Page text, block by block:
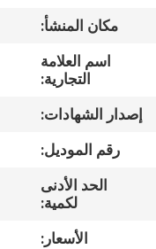
حولنا
في
المصنع
مراقبة
الجودة
مكان المنشأ:
اسم العلامة
التجارية:
إصدار الشهادات:
رقم الموديل:
الحد الأدنى
لكمية:
الأسعار: